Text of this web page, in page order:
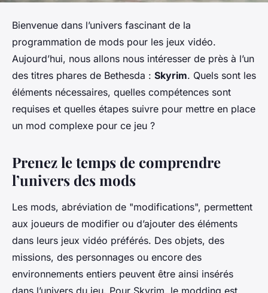
Bienvenue dans l’univers fascinant de la
programmation de mods pour les jeux vidéo.
Aujourd’hui, nous allons nous intéresser de près à l’un
des titres phares de Bethesda : Skyrim. Quels sont les
éléments nécessaires, quelles compétences sont
requises et quelles étapes suivre pour mettre en place
un mod complexe pour ce jeu ?
Prenez le temps de comprendre
l’univers des mods
Les mods, abréviation de "modifications", permettent
aux joueurs de modifier ou d’ajouter des éléments
dans leurs jeux vidéo préférés. Des objets, des
missions, des personnages ou encore des
environnements entiers peuvent être ainsi insérés
dans l’univers du jeu. Pour Skyrim, le modding est